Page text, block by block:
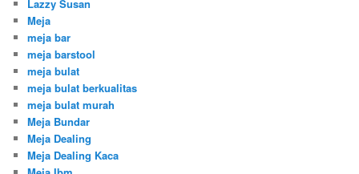
Lazzy Susan
Meja
meja bar
meja barstool
meja bulat
meja bulat berkualitas
meja bulat murah
Meja Bundar
Meja Dealing
Meja Dealing Kaca